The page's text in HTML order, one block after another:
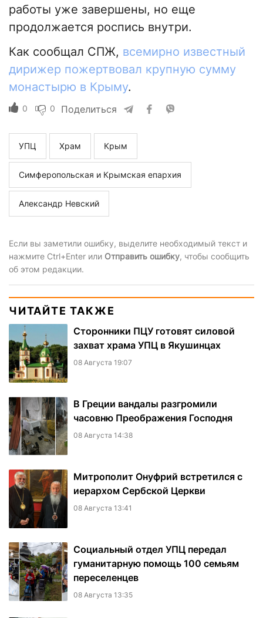
работы уже завершены, но еще
продолжается роспись внутри.
Как сообщал СПЖ, всемирно известный
дирижер пожертвовал крупную сумму
монастырю в Крыму.
0 0 Поделиться
УПЦ Храм Крым
Симферопольская и Крымская епархия
Александр Невский
Если вы заметили ошибку, выделите необходимый текст и
нажмите Ctrl+Enter или Отправить ошибку, чтобы сообщить
об этом редакции.
ЧИТАЙТЕ ТАКЖЕ
Сторонники ПЦУ готовят силовой
захват храма УПЦ в Якушинцах
08 Августа 19:07
В Греции вандалы разгромили
часовню Преображения Господня
08 Августа 14:38
Митрополит Онуфрий встретился с
иерархом Сербской Церкви
08 Августа 13:41
Социальный отдел УПЦ передал
гуманитарную помощь 100 семьям
переселенцев
08 Августа 13:35